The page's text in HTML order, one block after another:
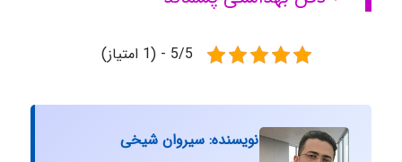
5/5 - (1 امتیاز)
نویسنده: سیروان شیخی